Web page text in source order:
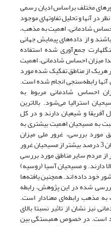
مختلف براساس ادیان رسمی
در آنها و تحلیل تفاوتهای موجود
شادمانی، اهمیت به مذهب،
و از داده‌های پیمایش جهانی
که توسط اینگلهارت جمع‌آوری شده استفاده
میزان احساس شادمانی، اهمیت
هریک از مناطق تفکیک شده مورد
رابطه‌سنجی انجام شده است.
احساس شادمانی مربوط به
استرالیا می‌شود. بالاترین
و شیعیان دارند و در کل
به مسیحیان اهمیت بیشتری به
مورد بررسی، غرور ملی میزان
نسبت بالایی را دارد و در کل مسلمانان 3 درصد بیشتر از مسیحیان غرور
از مردم سایر مناطق مورد بررسی
دارند. و مسیحیان آسیا (روسیه)
خود داده اند. همچنین یافته‌ها
شده در این پژوهش، رابطه
مذهب رابطه‌ای معنادار است.
نیز نشان از تاثیر نسبتا بالای
است. در خصوص همبستگی بین